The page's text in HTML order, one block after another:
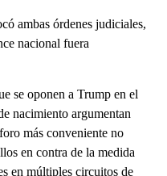
ambas órdenes judiciales,
nacional fuera
se oponen a Trump en el
nacimiento argumentan
más conveniente no
en contra de la medida
en múltiples circuitos de